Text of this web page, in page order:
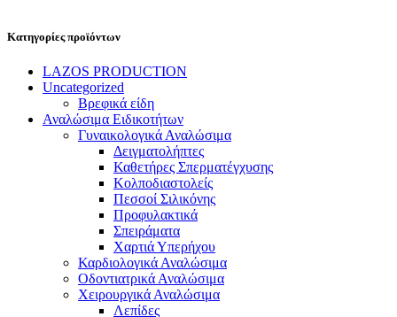
Κατηγορίες προϊόντων
LAZOS PRODUCTION
Uncategorized
Βρεφικά είδη
Αναλώσιμα Ειδικοτήτων
Γυναικολογικά Αναλώσιμα
Δειγματολήπτες
Καθετήρες Σπερματέγχυσης
Κολποδιαστολείς
Πεσσοί Σιλικόνης
Προφυλακτικά
Σπειράματα
Χαρτιά Υπερήχου
Καρδιολογικά Αναλώσιμα
Οδοντιατρικά Αναλώσιμα
Χειρουργικά Αναλώσιμα
Λεπίδες